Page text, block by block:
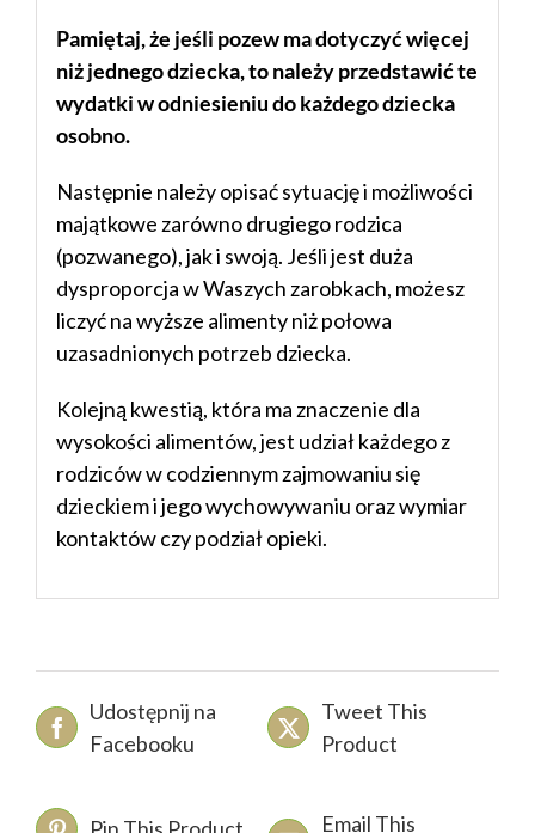
Pamiętaj, że jeśli pozew ma dotyczyć więcej
niż jednego dziecka, to należy przedstawić te
wydatki w odniesieniu do każdego dziecka
osobno.
Następnie należy opisać sytuację i możliwości
majątkowe zarówno drugiego rodzica
(pozwanego), jak i swoją. Jeśli jest duża
dysproporcja w Waszych zarobkach, możesz
liczyć na wyższe alimenty niż połowa
uzasadnionych potrzeb dziecka.
Kolejną kwestią, która ma znaczenie dla
wysokości alimentów, jest udział każdego z
rodziców w codziennym zajmowaniu się
dzieckiem i jego wychowywaniu oraz wymiar
kontaktów czy podział opieki.
Udostępnij na
Facebooku
Tweet This
Product
Pin This Product
Email This